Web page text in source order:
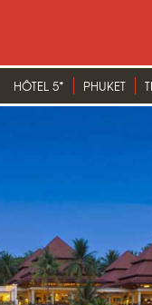
HÔTEL 5* PHUKET